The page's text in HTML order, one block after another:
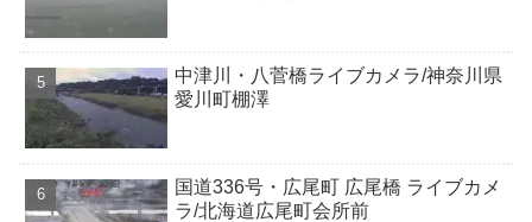
中津川・八菅橋ライブカメラ/神奈川県
愛川町棚澤
国道336号・広尾町 広尾橋 ライブカメ
ラ/北海道広尾町会所前